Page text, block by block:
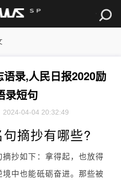
录,人民日报2020励
录短句
2024-04-04 20:32:49
摘抄有哪些?
抄如下：拿得起，也放得
中也能砥砺奋进。那些被